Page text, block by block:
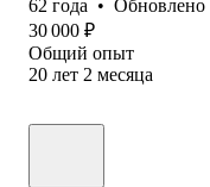
62 года • Обновлено
30 000 ₽
Общий опыт
20 лет 2 месяца